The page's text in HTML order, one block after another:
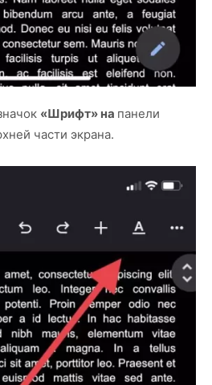
«Шрифт» на панели
части экрана.